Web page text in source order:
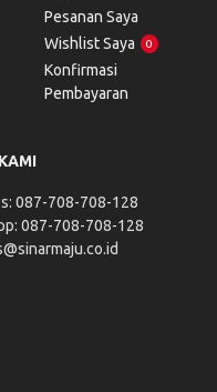
Pesanan Saya
Wishlist Saya
0
Konfirmasi
Pembayaran
087-708-708-128
087-708-708-128